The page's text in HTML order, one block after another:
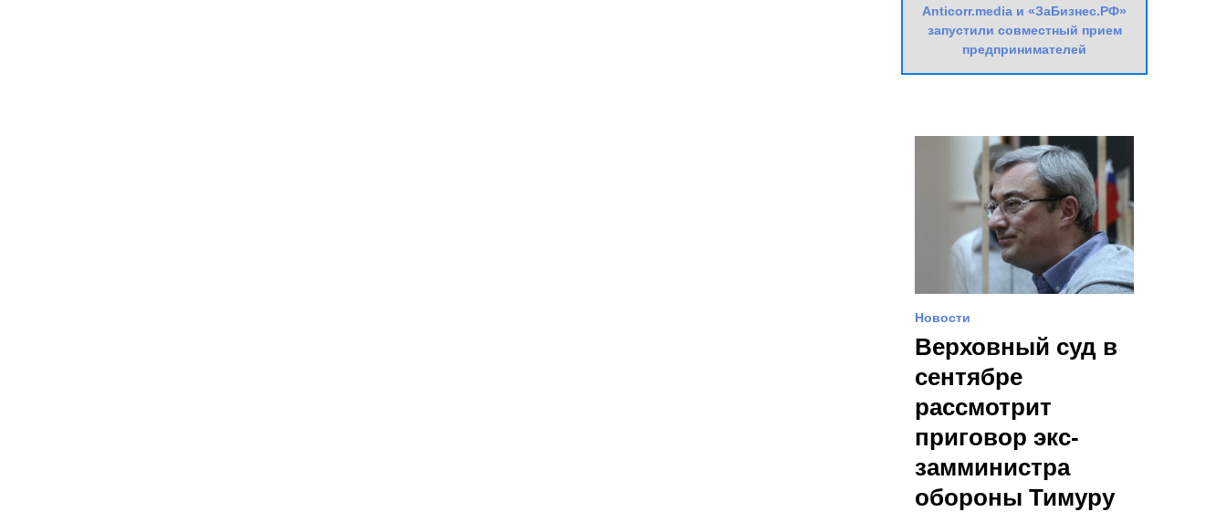
Anticorr.media и «ЗаБизнес.РФ»
запустили совместный прием
предпринимателей
Новости
Верховный суд в
сентябре
рассмотрит
приговор экс-
замминистра
обороны Тимуру